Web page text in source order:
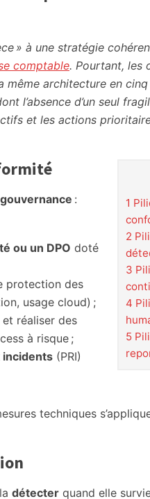
» à une stratégie
comptable. Pourtant, les
même architecture en
l’absence d’un seul
et les actions
1
2
3
4
5
gouvernance :
ou un DPO doté
protection des
usage cloud) ;
et réaliser des
à risque ;
incidents (PRI)
techniques
détecter quand elle